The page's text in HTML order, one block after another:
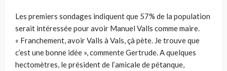
Les premiers sondages indiquent que 57% de la population
serait intéressée pour avoir Manuel Valls comme maire.
« Franchement, avoir Valls à Vals, çà pète. Je trouve que
c’est une bonne idée », commente Gertrude. A quelques
hectomètres, le président de l’amicale de pétanque,